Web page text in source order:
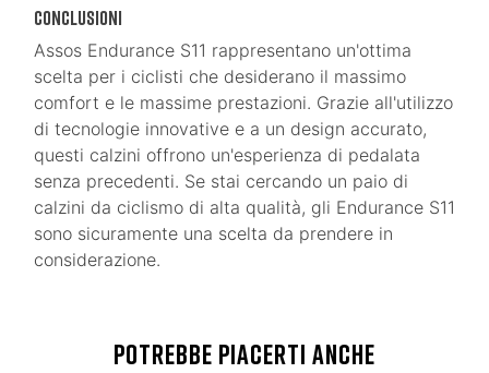
Conclusioni
Assos Endurance S11 rappresentano un'ottima
scelta per i ciclisti che desiderano il massimo
comfort e le massime prestazioni. Grazie all'utilizzo
di tecnologie innovative e a un design accurato,
questi calzini offrono un'esperienza di pedalata
senza precedenti. Se stai cercando un paio di
calzini da ciclismo di alta qualità, gli Endurance S11
sono sicuramente una scelta da prendere in
considerazione.
POTREBBE PIACERTI ANCHE